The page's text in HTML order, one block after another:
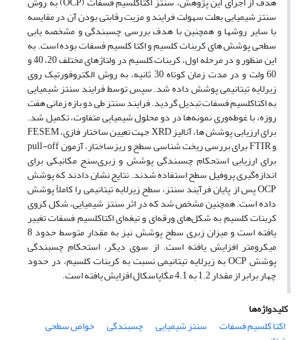
سنتز شیمیایی بعلت سهولت فرایند و مزیت رقابتی بودن آن در مقایسه
با سایر روشها و همچنین با هدف بررسی چسبندگی و مشخصه یابی
سطحی پوشش های کربنات کلسیم و اکتا کلسیم فسفات بوده است. به
این منظور و در مرحله اول، کربنات کلسیم در ولتاژهای مختلف 20، 40 و
60 ولت و در مدت زمان کوتاه 30 ثانیه، به روش الکتروفورتیک روی
زیرلایه تیتانیمی پوشش داده شد. سپس توسط فرایند سنتز شیمیایی
به اکتاکلسیم فسفات تبدیل گردید. فرایند سنتز طی دو بازه زمانی هفت
روزه، با غوطه‌وری نمونه‌ها در دو محلول شیمیایی متفاوت، تکمیل شد.
برای ارزیابی‌ پوشش ها، آنالیز XRD جهت تعیین ساختار فازی، FESEM
و FTIR برای بررسی ریخت شناسی سطح و ریزساختار، آزمون pull-off
برای ارزیابی استحکام چسبندگی پوشش و زبری‌سنج مکانیکی برای
اندازه‌گیری پروفیل سطح استفاده شدند. نتایج نشان دادند که پوشش
OCP پس از پایان فرآیند سنتز، سطح زیرلایه تیتانیمی را کاملاً پوشش
داده است. همچنین مشخص شد که در اثر سنتز شیمیایی، شکل کروی
کربنات کلسیم به شکل‌های ورقه‌ای و تیغه‌ای اکتاکلسیم فسفات تغییر
یافته است و میزان زبری سطح پوشش نیز به مقدار متوسط حدود 8
میکرومتر افزایش یافته است. از سوی دیگر، استحکام چسبندگی
پوشش OCP به زیرلایه تیتانیمی نسبت به کربنات کلسیم، در حدود
چهار برابر از مقدار 1.2 به 4.1 مگاپاسکال افزایش یافته است.
کلیدواژه‌ها
اکتا کلسیم فسفات
سنتز شیمیایی چسبندگی خواص سطحی